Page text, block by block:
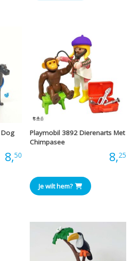
8,50
Playmobil 3892 Dierenarts Met
Chimpasee
8,25
Je wilt hem?